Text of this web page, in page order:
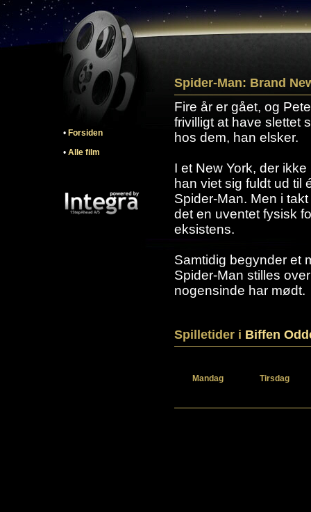
• Forsiden
• Alle film
Spider-Man: Brand
Fire år er gået, og
frivilligt at have slettet
hos dem, han elsker.
I et New York, der
han viet sig fuldt ud til
Spider-Man. Men i
det en uventet fysisk
eksistens.
Samtidig begynder et
Spider-Man stilles
nogensinde har mødt.
Spilletider i Biffen
Mandag Tirsdag